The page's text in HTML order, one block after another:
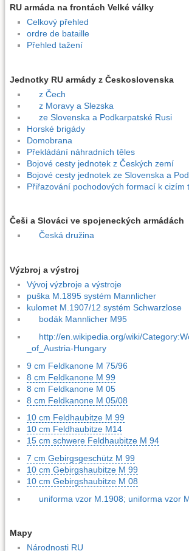
RU armáda na frontách Velké války
Celkový přehled
ordre de bataille
Přehled tažení
Jednotky RU armády z Československa
z Čech
z Moravy a Slezska
ze Slovenska a Podkarpatské Rusi
Horské brigády
Domobrana
Překládání náhradních těles
Bojové cesty jednotek z Českých zemí
Bojové cesty jednotek ze Slovenska a
Přiřazování pochodových formací k cizím
Češi a Slováci ve spojeneckých armádách
Česká družina
Výzbroj a výstroj
Vývoj výzbroje a výstroje
puška M.1895 systém Mannlicher
kulomet M.1907/12 systém Schwarzlose
bodák Mannlicher M95
http://en.wikipedia.org/wiki/
_of_Austria-Hungary
9 cm Feldkanone M 75/96
8 cm Feldkanone M 99
8 cm Feldkanone M 05
8 cm Feldkanone M 05/08
10 cm Feldhaubitze M 99
10 cm Feldhaubitze M14
15 cm schwere Feldhaubitze M 94
7 cm Gebirgsgeschütz M 99
10 cm Gebirgshaubitze M 99
10 cm Gebirgshaubitze M 08
uniforma vzor M.1908; uniforma vzor
Mapy
Národnosti RU